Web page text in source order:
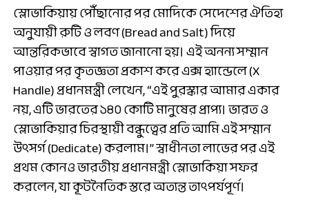
স্লোভাকিয়ায় পৌঁছানোর পর মোদিকে সেদেশের ঐতিহ্য
অনুযায়ী রুটি ও লবণ (Bread and Salt) দিয়ে
আন্তরিকভাবে স্বাগত জানানো হয়। এই অনন্য সম্মান
পাওয়ার পর কৃতজ্ঞতা প্রকাশ করে এক্স হ্যান্ডেলে (X
Handle) প্রধানমন্ত্রী লেখেন, “এই পুরস্কার আমার একার
নয়, এটি ভারতের ১৪০ কোটি মানুষের প্রাপ্য। ভারত ও
স্লোভাকিয়ার চিরস্থায়ী বন্ধুত্বের প্রতি আমি এই সম্মান
উৎসর্গ (Dedicate) করলাম।” স্বাধীনতা লাভের পর এই
প্রথম কোনও ভারতীয় প্রধানমন্ত্রী স্লোভাকিয়া সফর
করলেন, যা কূটনৈতিক স্তরে অত্যন্ত তাৎপর্যপূর্ণ।